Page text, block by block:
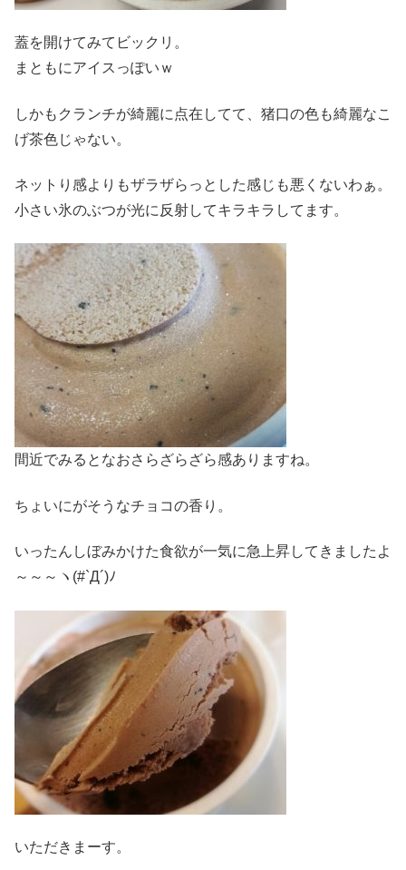
蓋を開けてみてビックリ。
まともにアイスっぽいｗ
しかもクランチが綺麗に点在してて、猪口の色も綺麗なこ
げ茶色じゃない。
ネットり感よりもザラザらっとした感じも悪くないわぁ。
小さい氷のぶつが光に反射してキラキラしてます。
間近でみるとなおさらざらざら感ありますね。
ちょいにがそうなチョコの香り。
いったんしぼみかけた食欲が一気に急上昇してきましたよ
～～～ヽ(#`Д´)ﾉ
いただきまーす。